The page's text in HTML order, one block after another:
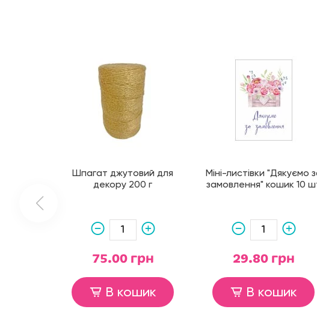
Шпагат джутовий для
декору 200 г
75.00 грн
В кошик
Міні-листівки "Дякуємо
замовлення" кошик 10
29.80 грн
В кошик